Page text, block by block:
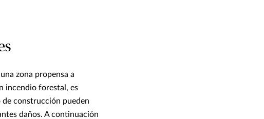
zona propensa a
incendio forestal, es
de construcción pueden
daños. A continuación